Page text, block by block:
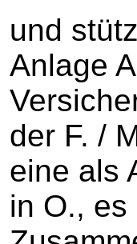
und
Anlage
der F. /
eine als
in O.,